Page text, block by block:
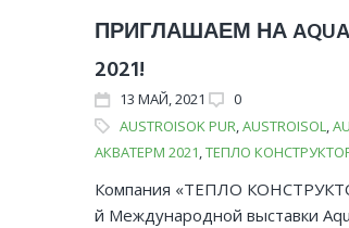
ПРИГЛАШАЕМ НА
2021!
13 МАЙ, 2021
0
AUSTROISOK PUR AUSTROISOL
АКВАТЕРМ 2021,ТЕПЛО
Компания «ТЕПЛО
й Международной выставки